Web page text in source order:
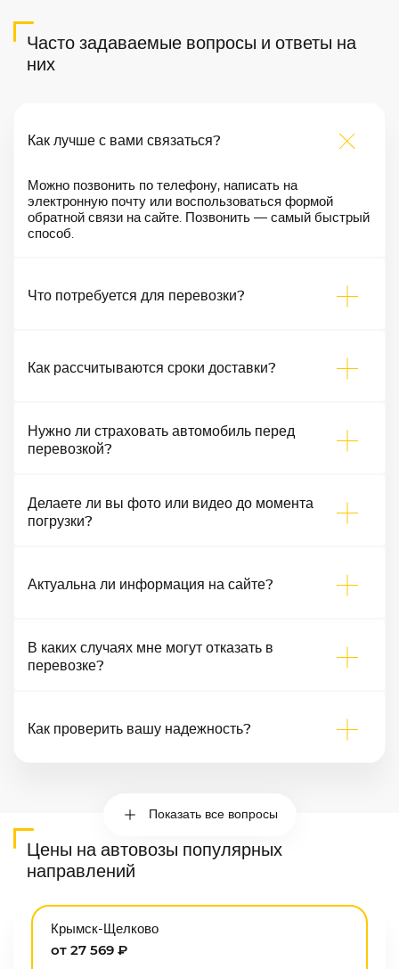
Часто задаваемые вопросы и ответы на
них
Как лучше с вами связаться?
Можно позвонить по телефону, написать на
электронную почту или воспользоваться формой
обратной связи на сайте. Позвонить — самый быстрый
способ.
Что потребуется для перевозки?
Как рассчитываются сроки доставки?
Нужно ли страховать автомобиль перед
перевозкой?
Делаете ли вы фото или видео до момента
погрузки?
Актуальна ли информация на сайте?
В каких случаях мне могут отказать в
перевозке?
Как проверить вашу надежность?
Показать все вопросы
Цены на автовозы популярных
направлений
Крымск-Щелково
от 27 569 ₽